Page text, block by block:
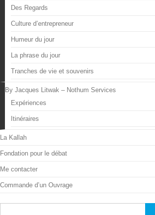
Des Regards
Culture d’entrepreneur
Humeur du jour
La phrase du jour
Tranches de vie et souvenirs
By Jacques Litwak – Nothum Services
Expériences
Itinéraires
La Kallah
Fondation pour le débat
Me contacter
Commande d’un Ouvrage